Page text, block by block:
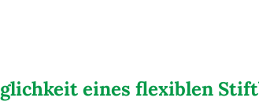
eines flexiblen